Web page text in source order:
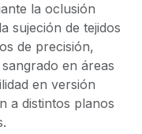
la oclusión
sujeción de tejidos
de precisión,
en áreas
en versión
a distintos planos